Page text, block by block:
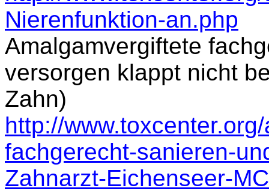
Nierenfunktion-an.php
Amalgamvergiftete
versorgen klappt nicht
Zahn)
http://
fachgerecht-sanieren-
Zahnarzt-Eichenseer-